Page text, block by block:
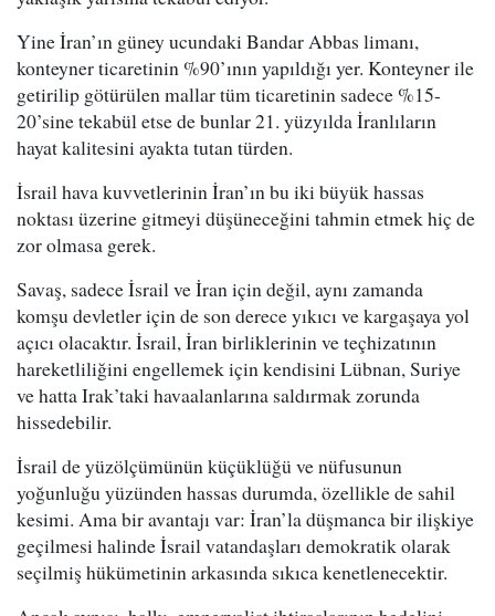
Yine İran’ın güney ucundaki Bandar Abbas limanı,
konteyner ticaretinin %90’ının yapıldığı yer. Konteyner ile
getirilip götürülen mallar tüm ticaretinin sadece %15-
20’sine tekabül etse de bunlar 21. yüzyılda İranlıların
hayat kalitesini ayakta tutan türden.
İsrail hava kuvvetlerinin İran’ın bu iki büyük hassas
noktası üzerine gitmeyi düşüneceğini tahmin etmek hiç de
zor olmasa gerek.
Savaş, sadece İsrail ve İran için değil, aynı zamanda
komşu devletler için de son derece yıkıcı ve kargaşaya yol
açıcı olacaktır. İsrail, İran birliklerinin ve teçhizatının
hareketliliğini engellemek için kendisini Lübnan, Suriye
ve hatta Irak’taki havaalanlarına saldırmak zorunda
hissedebilir.
İsrail de yüzölçümünün küçüklüğü ve nüfusunun
yoğunluğu yüzünden hassas durumda, özellikle de sahil
kesimi. Ama bir avantajı var: İran’la düşmanca bir ilişkiye
geçilmesi halinde İsrail vatandaşları demokratik olarak
seçilmiş hükümetinin arkasında sıkıca kenetlenecektir.